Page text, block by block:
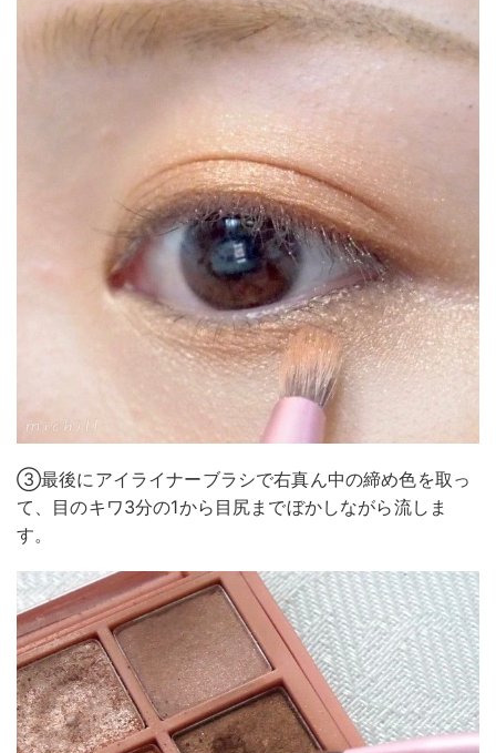
③最後にアイライナーブラシで右真ん中の締め色を取っ
て、目のキワ3分の1から目尻までぼかしながら流しま
す。